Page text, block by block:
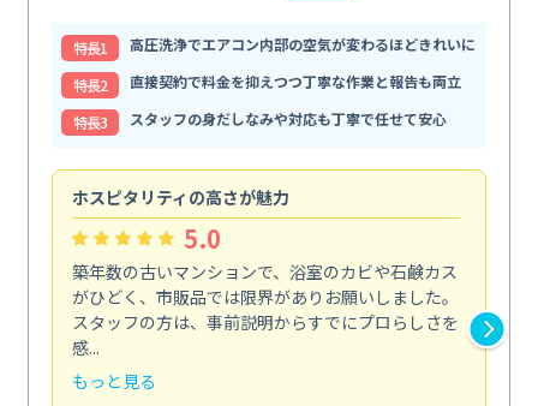
特⻑1
高圧洗浄でエアコン内部の空気が変わるほどきれいに
特⻑2
直接契約で料金を抑えつつ丁寧な作業と報告も両立
特⻑3
スタッフの身だしなみや対応も丁寧で任せて安心
ホスピタリティの高さが魅力
5.0
築年数の古いマンションで、浴室のカビや石鹸カス
がひどく、市販品では限界がありお願いしました。
スタッフの方は、事前説明からすでにプロらしさを
感...
もっと見る